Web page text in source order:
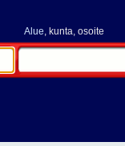
Alue, kunta, osoite